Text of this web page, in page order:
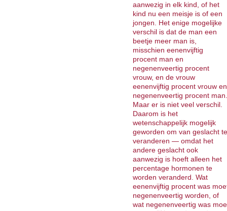
aanwezig in elk kind, of het
kind nu een meisje is of een
jongen. Het enige mogelijke
verschil is dat de man een
beetje meer man is,
misschien eenenvijftig
procent man en
negenenveertig procent
vrouw, en de vrouw
eenenvijftig procent vrouw en
negenenveertig procent man.
Maar er is niet veel verschil.
Daarom is het
wetenschappelijk mogelijk
geworden om van geslacht te
veranderen — omdat het
andere geslacht ook
aanwezig is hoeft alleen het
percentage hormonen te
worden veranderd. Wat
eenenvijftig procent was
negenenveertig worden, of
wat negenenveertig was